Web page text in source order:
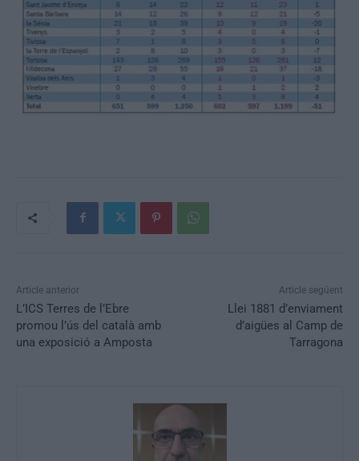
Article anterior
L’ICS Terres de l’Ebre
promou l’ús del català amb
una exposició a Amposta
Article següent
Llei 1881 d’enviament
d’aigües al Camp de
Tarragona